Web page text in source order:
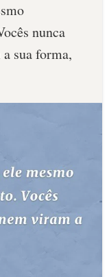
nunca
sua forma,